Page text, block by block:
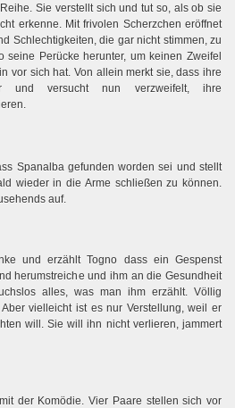
Sie verstellt sich und tut so, als ob sie
erkenne. Mit frivolen Scherzchen eröffnet
Schlechtigkeiten, die gar nicht stimmen, zu
seine Perücke herunter, um keinen Zweifel
vor sich hat. Von allein merkt sie, dass ihre
und versucht nun verzweifelt, ihre
Spanalba gefunden worden sei und stellt
wieder in die Arme schließen zu können.
auf.
und erzählt Togno dass ein Gespenst
herumstreiche und ihm an die Gesundheit
alles, was man ihm erzählt. Völlig
vielleicht ist es nur Verstellung, weil er
will. Sie will ihn nicht verlieren, jammert
der Komödie. Vier Paare stellen sich vor